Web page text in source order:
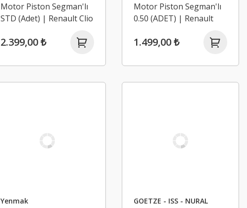
Motor Piston Segman'lı
STD (Adet) | Renault Clio
2.399,00 ₺
Motor Piston Segman'lı
0.50 (ADET) | Renault
1.499,00 ₺
Yenmak GOETZE - ISS - NURAL